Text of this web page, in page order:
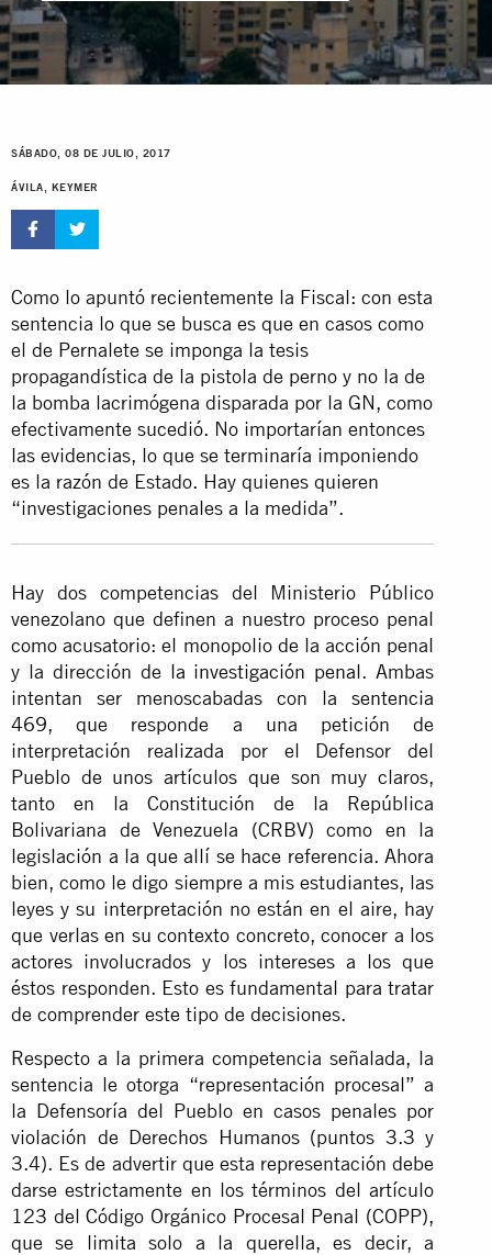
SÁBADO, 08 DE JULIO, 2017
ÁVILA, KEYMER
Como lo apuntó recientemente la Fiscal: con esta
sentencia lo que se busca es que en casos como
el de Pernalete se imponga la tesis
propagandística de la pistola de perno y no la de
la bomba lacrimógena disparada por la GN, como
efectivamente sucedió. No importarían entonces
las evidencias, lo que se terminaría imponiendo
es la razón de Estado. Hay quienes quieren
“investigaciones penales a la medida”.
Hay dos competencias del Ministerio Público
venezolano que definen a nuestro proceso penal
como acusatorio: el monopolio de la acción penal
y la dirección de la investigación penal. Ambas
intentan ser menoscabadas con lasentencia
469, que responde a una petición de
interpretación realizada por el Defensor del
Pueblo de unos artículos que son muy claros,
tanto en la Constitución de la República
Bolivariana de Venezuela (CRBV) como en la
legislación a la que allí se hace referencia. Ahora
bien, como le digo siempre a mis estudiantes, las
leyes y su interpretación no están en el aire, hay
que verlas en su contexto concreto, conocer a los
actores involucrados y los intereses a los que
éstos responden. Esto es fundamental para tratar
de comprender este tipo de decisiones.
Respecto a la primera competencia señalada, la
sentencia le otorga “representación procesal” a
la Defensoría del Pueblo en casos penales por
violación de Derechos Humanos (puntos 3.3 y
3.4). Es de advertir que esta representación debe
darse estrictamente en los términos del artículo
123 del Código Orgánico Procesal Penal (COPP),
que se limita solo a la querella, es decir, a